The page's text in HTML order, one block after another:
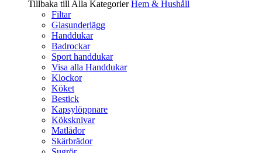
Tillbaka till Alla Kategorier Hem & Hushåll
Filtar
Glasunderlägg
Handdukar
Badrockar
Sport handdukar
Visa alla Handdukar
Klockor
Köket
Bestick
Kapsylöppnare
Köksknivar
Matlådor
Skärbrädor